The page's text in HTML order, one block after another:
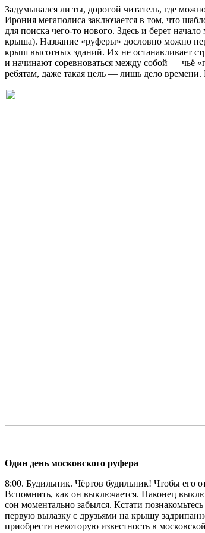
Задумывался ли ты, дорогой читатель, где
Ирония мегаполиса заключается в том, что
для поиска чего-то нового. Здесь и берет
крыша). Название «руферы» дословно можно
крыш высотных зданий. Их не останавливает
и начинают соревноваться между собой — чьё
ребятам, даже такая цель — лишь дело
Один день московского руфера
8:00. Будильник. Чёртов будильник! Чтобы его
Вспомнить, как он выключается. Наконец
сон моментально забылся. Кстати
первую вылазку с друзьями на крышу
приобрести некоторую известность в